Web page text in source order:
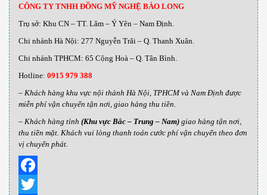
CÔNG TY TNHH ĐỒNG MỸ NGHỆ BẢO LONG
Trụ sở: Khu CN – TT. Lâm – Ý Yên – Nam Định.
Chi nhánh Hà Nội: 277 Nguyễn Trãi – Q. Thanh Xuân.
Chi nhánh TPHCM: 65 Cộng Hoà – Q. Tân Bình.
Hotline: 0915 979 388
– Khách hàng khu vực nội thành Hà Nội, TPHCM và Nam Định được
miễn phí vận chuyển tận nơi, giao hàng thu tiền.
– Khách hàng tỉnh (Khu vực Bắc – Trung – Nam) giao hàng tận nơi,
thu tiền mặt. Khách vui lòng thanh toán cước phí vận chuyển theo đơn
vị chuyển phát.
Facebook